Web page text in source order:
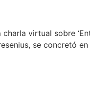
virtual sobre
se concretó